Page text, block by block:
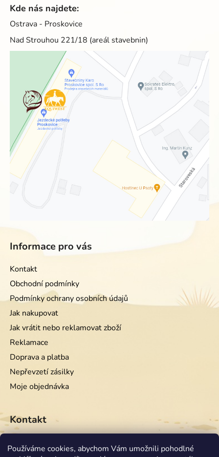
Používáme cookies, abychom Vám umožnili pohodlné
Kde nás najdete:
Ostrava - Proskovice
Nad Strouhou 221/18 (areál stavebnin)
Informace pro vás
Kontakt
Obchodní podmínky
Podmínky ochrany osobních údajů
Jak nakupovat
Jak vrátit nebo reklamovat zboží
Reklamace
Doprava a platba
Nepřevzetí zásilky
Moje objednávka
Kontakt
info @equiwest.cz